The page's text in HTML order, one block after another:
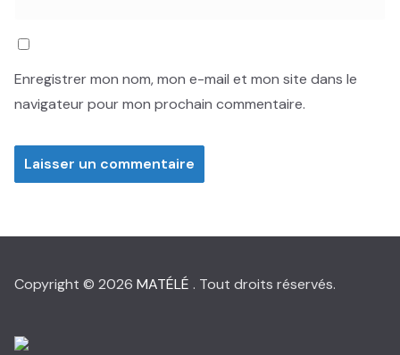
Enregistrer mon nom, mon e-mail et mon site dans le
navigateur pour mon prochain commentaire.
Copyright © 2026 MATÉLÉ . Tout droits réservés.